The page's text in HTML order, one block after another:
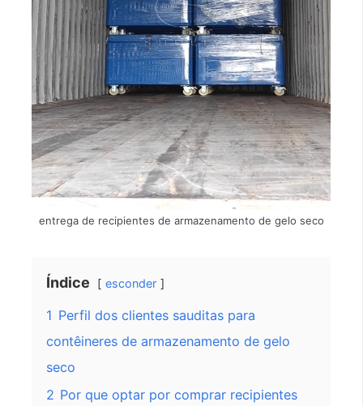
entrega de recipientes de armazenamento de gelo seco
Índice esconder
1 Perfil dos clientes sauditas para
contêineres de armazenamento de gelo
seco
2 Por que optar por comprar recipientes